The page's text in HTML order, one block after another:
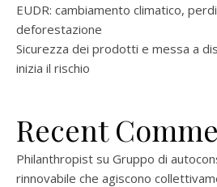
EUDR: cambiamento climatico,
deforestazione
Sicurezza dei prodotti e messa a
inizia il rischio
Recent
Philanthropist su Gruppo di
rinnovabile che agiscono